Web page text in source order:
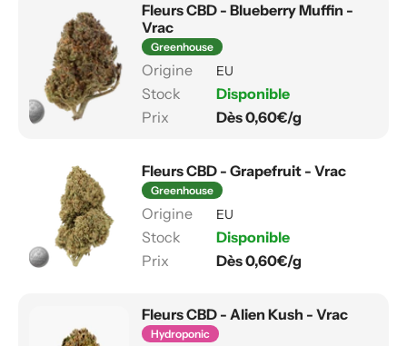
Fleurs CBD - Blueberry Muffin -
Vrac
Greenhouse
EU
Disponible
Dès 0,60€/g
Fleurs CBD - Grapefruit - Vrac
Greenhouse
EU
Disponible
Dès 0,60€/g
Fleurs CBD - Alien Kush - Vrac
Hydroponic